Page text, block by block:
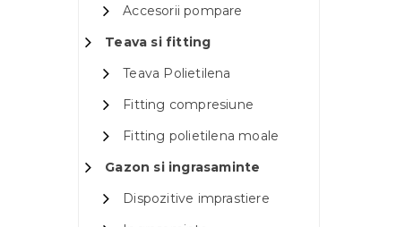
Accesorii pompare
Teava si fitting
Teava Polietilena
Fitting compresiune
Fitting polietilena moale
Gazon si ingrasaminte
Dispozitive imprastiere